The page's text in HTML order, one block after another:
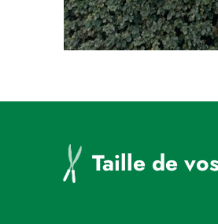
Taille de